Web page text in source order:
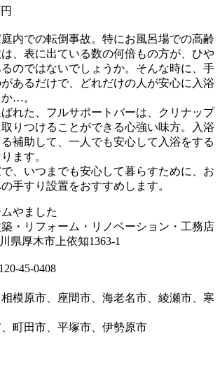
内での転倒事故。特にお風呂場での高齢
、表に出ている数の何倍もの方が、ひや
のではないでしょうか。そんな時に、手
あるだけで、どれだけの人が安心に入浴
…。
れた、フルサポートバーは、クリナップ
りつけることができる心強い味方。入浴
補助して、一人でも安心して入浴をする
ます。
、いつまでも安心して暮らすために、お
手すり設置をおすすめします。
やました
・リフォーム・リノベーション・工務店
県厚木市上依知1363-1
45-0408
模原市、座間市、海老名市、綾瀬市、寒
町田市、平塚市、伊勢原市